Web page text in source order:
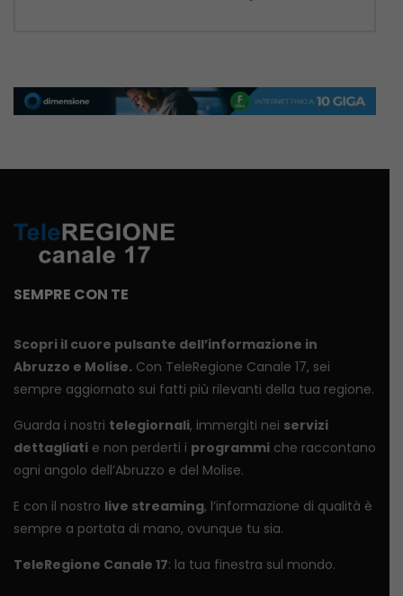
SEMPRE CON TE
Scopri il cuore pulsante dell’informazione in
Abruzzo e Molise. Con TeleRegione Canale 17, sei
sempre aggiornato sui fatti più rilevanti della tua regione.
Guarda i nostri telegiornali, immergiti nei servizi
dettagliati e non perderti i programmi che raccontano
ogni angolo dell’Abruzzo e del Molise.
E con il nostro live streaming, l’informazione di qualità è
sempre a portata di mano, ovunque tu sia.
TeleRegione Canale 17: la tua finestra sul mondo.